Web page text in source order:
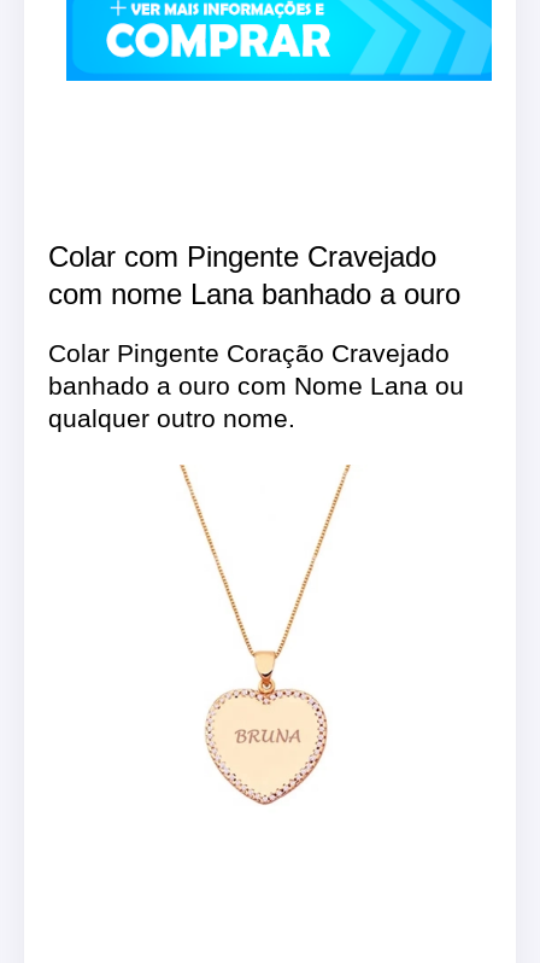
Colar com Pingente Cravejado
com nome Lana banhado a ouro
Colar Pingente Coração Cravejado
banhado a ouro com Nome Lana ou
qualquer outro nome.